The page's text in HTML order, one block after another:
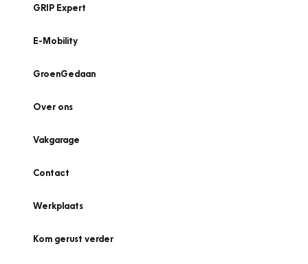
GRIP Expert
E-Mobility
GroenGedaan
Over ons
Vakgarage
Contact
Werkplaats
Kom gerust verder